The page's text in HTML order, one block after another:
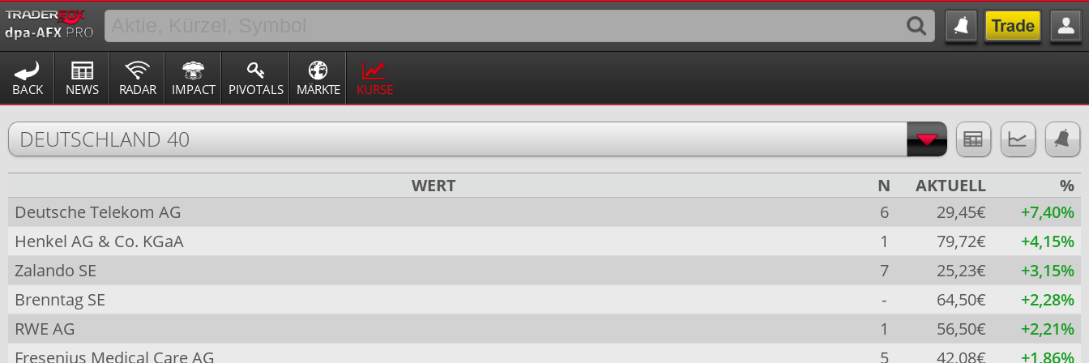
BACK NEWS RADAR IMPACT PIVOTALS MÄRKTE KURSE
DEUTSCHLAND 40
WERT N AKTUELL
%
Deutsche Telekom AG
6 29,45€
+7,40%
Henkel AG & Co. KGaA
1 79,72€
+4,15%
Zalando SE
7 25,23€
+3,15%
Brenntag SE
- 64,50€
+2,28%
RWE AG
1 56,50€
+2,21%
Fresenius Medical Care AG
5 42,08€
+1,86%